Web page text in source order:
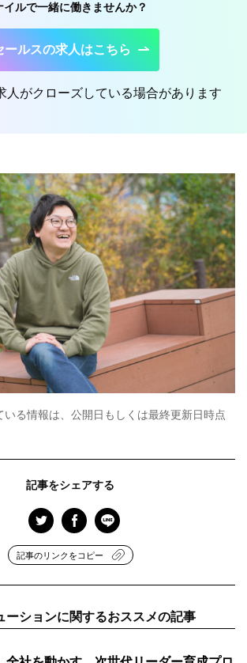
イルで一緒に働きませんか？
ールスの求人はこちら
がクローズしている場合があります
る情報は、公開日もしくは最終更新日時点
記事をシェアする
記事のリンクをコピー
ーションに関するおススメの記事